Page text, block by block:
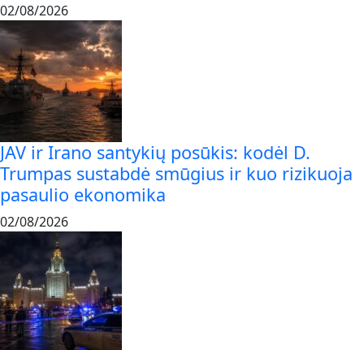
02/08/2026
JAV ir Irano santykių posūkis: kodėl D.
Trumpas sustabdė smūgius ir kuo rizikuoja
pasaulio ekonomika
02/08/2026